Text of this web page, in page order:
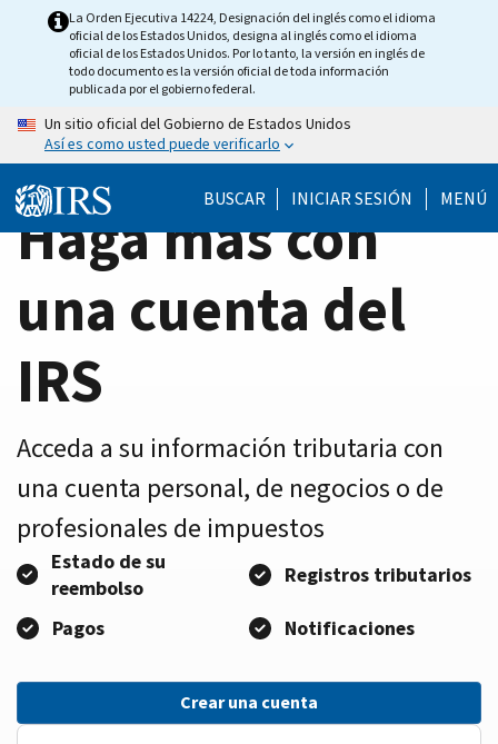
HomeLa Orden Ejecutiva 14224, Designación del inglés como el idioma
oficial de los Estados Unidos, designa al inglés como el idioma
oficial de los Estados Unidos. Por lo tanto, la versión en inglés de
todo documento es la versión oficial de toda información
publicada por el gobierno federal.
Un sitio oficial del Gobierno de Estados Unidos
Así es como usted puede verificarlo
BUSCAR INICIAR SESIÓN MENÚ
Haga más con
una cuenta del
IRS
Acceda a su información tributaria con
una cuenta personal, de negocios o de
profesionales de impuestos
Estado de su
reembolso
Registros tributarios
Pagos
Notificaciones
Crear una cuenta